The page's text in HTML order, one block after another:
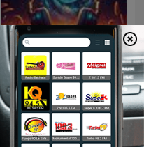
Musica Relajante A Cada
Instante